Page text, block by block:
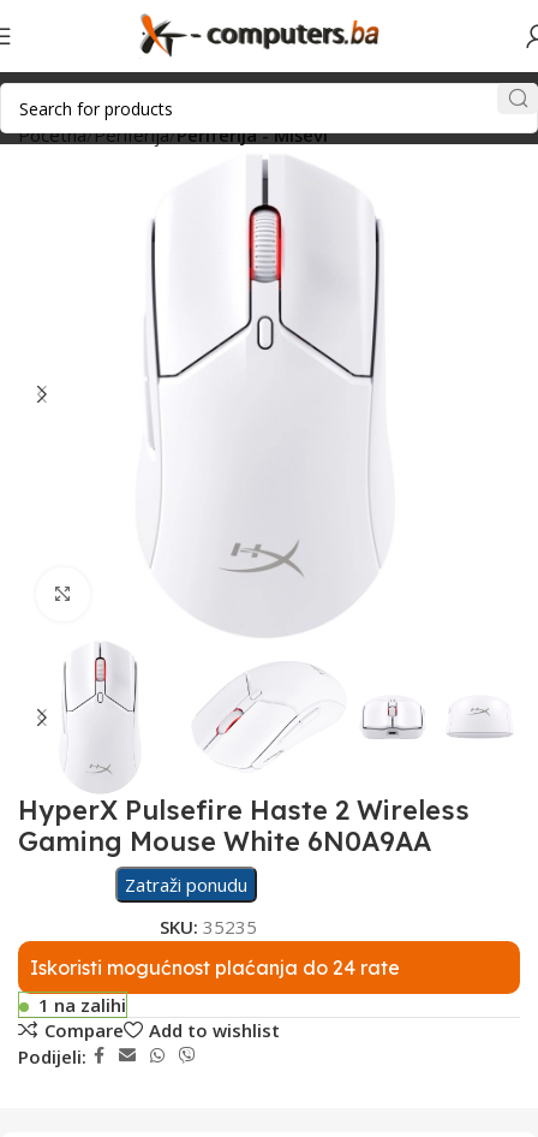
Početna Periferija Periferija - Miševi
HyperX Pulsefire Haste 2 Wireless
Gaming Mouse White 6N0A9AA
Zatraži ponudu
SKU: 35235
Iskoristi mogućnost plaćanja do 24 rate
1 na zalihi
Compare
Add to wishlist
Podijeli: